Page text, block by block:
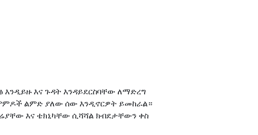
እንዲይዙ እና ጉዳት እንዳይደርስባቸው ለማድረግ
ልምድ ያለው ሰው እንዲኖርዎት ይመከራል።
እና ቴክኒካቸው ሲሻሻል ክብደታቸውን ቀስ